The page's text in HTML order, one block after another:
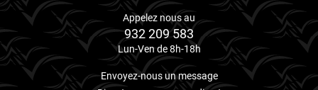
Appelez nous au
932 209 583
Lun-Ven de 8h-18h
Envoyez-nous un message